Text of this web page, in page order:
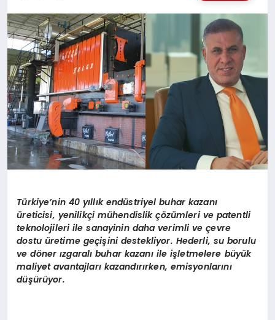
Türkiye’nin 40 yıllık endüstriyel buhar kazanı
üreticisi, yenilikçi mühendislik çözümleri ve patentli
teknolojileri ile sanayinin daha verimli ve çevre
dostu üretime geçişini destekliyor. Hederli, su borulu
ve döner ızgaralı buhar kazanı ile işletmelere büyük
maliyet avantajları kazandırırken, emisyonlarını
düşürüyor.